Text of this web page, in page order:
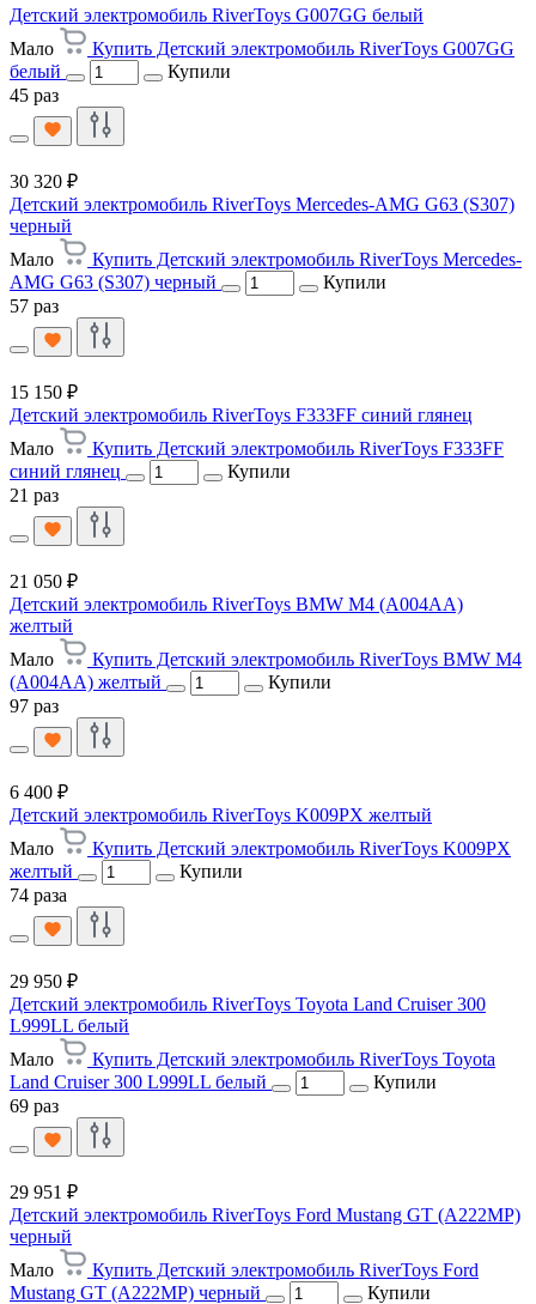
Детский электромобиль RiverToys G007GG белый
Мало
Купить Детский электромобиль RiverToys G007GG
белый
Купили
45 раз
30 320 ₽
Детский электромобиль RiverToys Mercedes-AMG G63 (S307)
черный
Мало
Купить Детский электромобиль RiverToys Mercedes-
AMG G63 (S307) черный
Купили
57 раз
15 150 ₽
Детский электромобиль RiverToys F333FF синий глянец
Мало
Купить Детский электромобиль RiverToys F333FF
синий глянец
Купили
21 раз
21 050 ₽
Детский электромобиль RiverToys BMW M4 (A004AA)
желтый
Мало
Купить Детский электромобиль RiverToys BMW M4
(A004AA) желтый
Купили
97 раз
6 400 ₽
Детский электромобиль RiverToys K009PX желтый
Мало
Купить Детский электромобиль RiverToys K009PX
желтый
Купили
74 раза
29 950 ₽
Детский электромобиль RiverToys Toyota Land Cruiser 300
L999LL белый
Мало
Купить Детский электромобиль RiverToys Toyota
Land Cruiser 300 L999LL белый
Купили
69 раз
29 951 ₽
Детский электромобиль RiverToys Ford Mustang GT (A222MP)
черный
Мало
Купить Детский электромобиль RiverToys Ford
Mustang GT (A222MP) черный
Купили